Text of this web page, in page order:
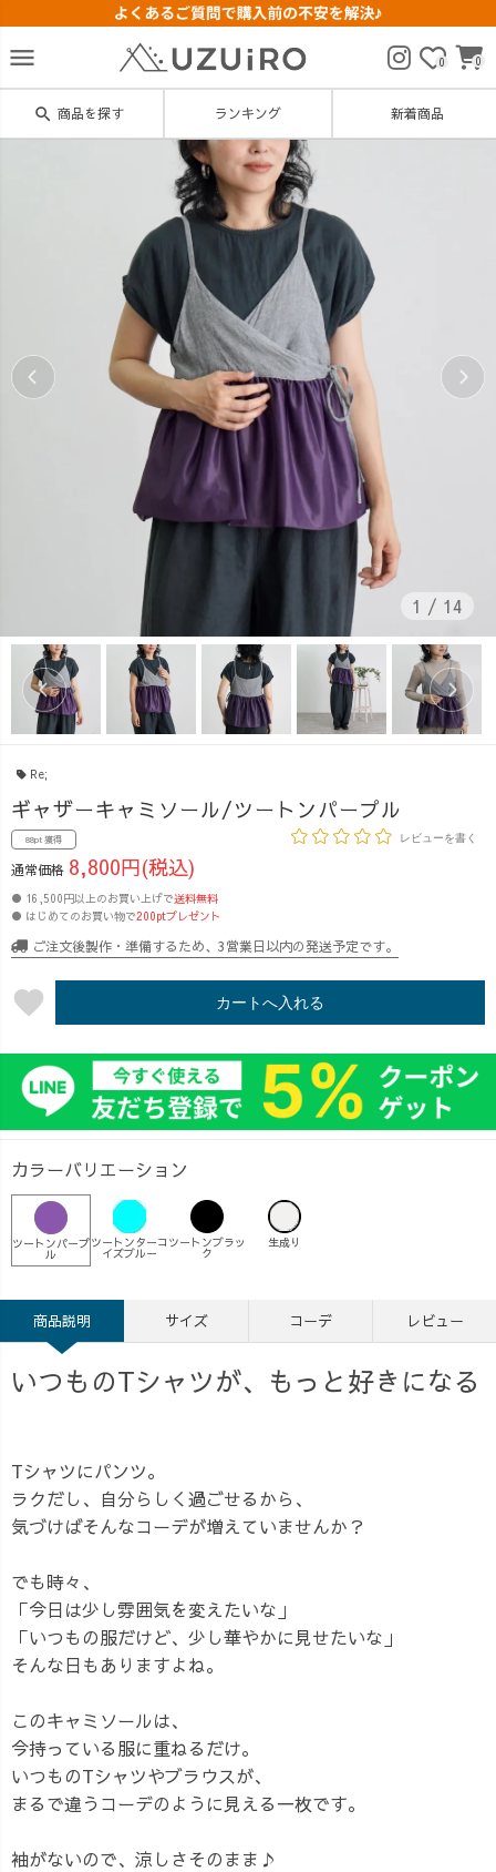
menu 0 0
search 商品を探す ランキング 新着商品
1 / 14
Re;
ギャザーキャミソール/ツートンパープル
88pt 獲得 レビューを書く
通常価格 8,800円(税込)
● 16,500円以上のお買い上げで送料無料
● はじめてのお買い物で200ptプレゼント
ご注文後製作・準備するため、3営業日以内の発送予定です。
favorite カートへ入れる
カラーバリエーション
ツートンパープ
ル
ツートンターコ
イズブルー
ツートンブラッ
ク
生成り
商品説明 サイズ コーデ レビュー
いつものTシャツが、もっと好きになる
Tシャツにパンツ。
ラクだし、自分らしく過ごせるから、
気づけばそんなコーデが増えていませんか？
でも時々、
「今日は少し雰囲気を変えたいな」
「いつもの服だけど、少し華やかに見せたいな」
そんな日もありますよね。
このキャミソールは、
今持っている服に重ねるだけ。
いつものTシャツやブラウスが、
まるで違うコーデのように見える一枚です。
袖がないので、涼しさそのまま♪